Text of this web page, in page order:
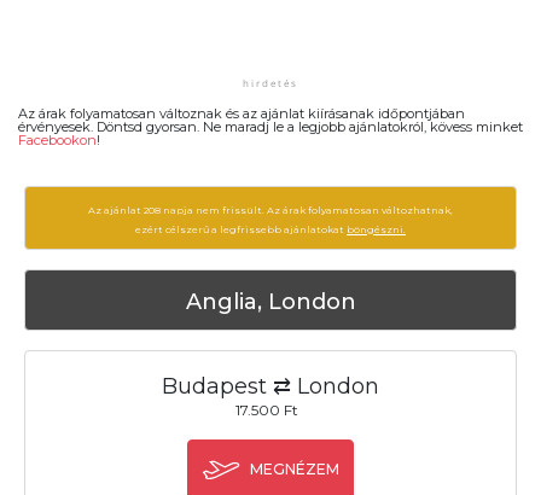
Az árak folyamatosan változnak és az ajánlat kiírásanak időpontjában
érvényesek. Döntsd gyorsan. Ne maradj le a legjobb ajánlatokról, kövess minket
Facebookon!
Az ajánlat 208 napja nem frissült. Az árak folyamatosan változhatnak,
ezért célszerű a legfrissebb ajánlatokat böngészni.
Anglia, London
Budapest ⇄ London
17.500 Ft
MEGNÉZEM